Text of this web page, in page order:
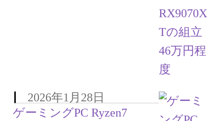
ゲーミングPC Ryzen7
2026年1月28日